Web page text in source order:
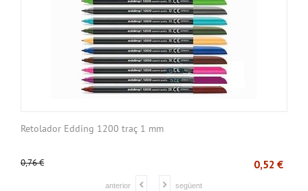
Retolador Edding 1200 traç 1 mm
0,76€ 0,52 €
anterior següent